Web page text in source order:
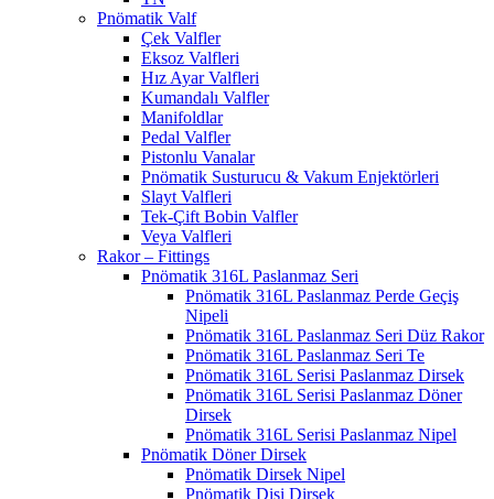
Pnömatik Valf
Çek Valfler
Eksoz Valfleri
Hız Ayar Valfleri
Kumandalı Valfler
Manifoldlar
Pedal Valfler
Pistonlu Vanalar
Pnömatik Susturucu & Vakum Enjektörleri
Slayt Valfleri
Tek-Çift Bobin Valfler
Veya Valfleri
Rakor – Fittings
Pnömatik 316L Paslanmaz Seri
Pnömatik 316L Paslanmaz Perde Geçiş
Nipeli
Pnömatik 316L Paslanmaz Seri Düz Rakor
Pnömatik 316L Paslanmaz Seri Te
Pnömatik 316L Serisi Paslanmaz Dirsek
Pnömatik 316L Serisi Paslanmaz Döner
Dirsek
Pnömatik 316L Serisi Paslanmaz Nipel
Pnömatik Döner Dirsek
Pnömatik Dirsek Nipel
Pnömatik Dişi Dirsek